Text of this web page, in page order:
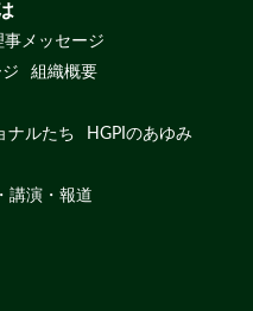
事メッセージ
組織概要
ナルたち
HGPIのあゆみ
講演・報道